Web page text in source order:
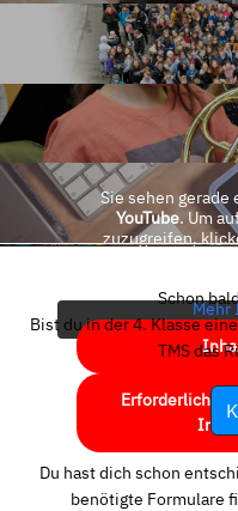
Sie sehen
YouTube. Um
zuzugreifen,
Mehr
Erforderlichen
Schon
Bist du in der 4. Klasse
TMS das
Du hast dich schon
benötigte Formulare